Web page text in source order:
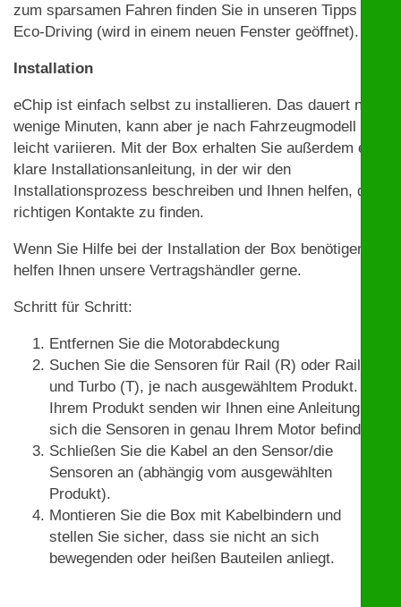
zum sparsamen Fahren finden Sie in unseren Tipps zu
Eco-Driving (wird in einem neuen Fenster geöffnet).
Installation
eChip ist einfach selbst zu installieren. Das dauert nur
wenige Minuten, kann aber je nach Fahrzeugmodell
leicht variieren. Mit der Box erhalten Sie außerdem eine
klare Installationsanleitung, in der wir den
Installationsprozess beschreiben und Ihnen helfen, die
richtigen Kontakte zu finden.
Wenn Sie Hilfe bei der Installation der Box benötigen,
helfen Ihnen unsere Vertragshändler gerne.
Schritt für Schritt:
Entfernen Sie die Motorabdeckung
Suchen Sie die Sensoren für Rail (R) oder Rail (R)
und Turbo (T), je nach ausgewähltem Produkt. Mit
Ihrem Produkt senden wir Ihnen eine Anleitung, wo
sich die Sensoren in genau Ihrem Motor befinden.
Schließen Sie die Kabel an den Sensor/die
Sensoren an (abhängig vom ausgewählten
Produkt).
Montieren Sie die Box mit Kabelbindern und
stellen Sie sicher, dass sie nicht an sich
bewegenden oder heißen Bauteilen anliegt.